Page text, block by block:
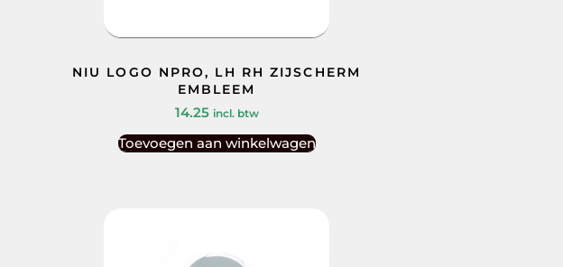
NIU LOGO NPRO, LH RH ZIJSCHERM
EMBLEEM
14.25 incl. btw
Toevoegen aan winkelwagen